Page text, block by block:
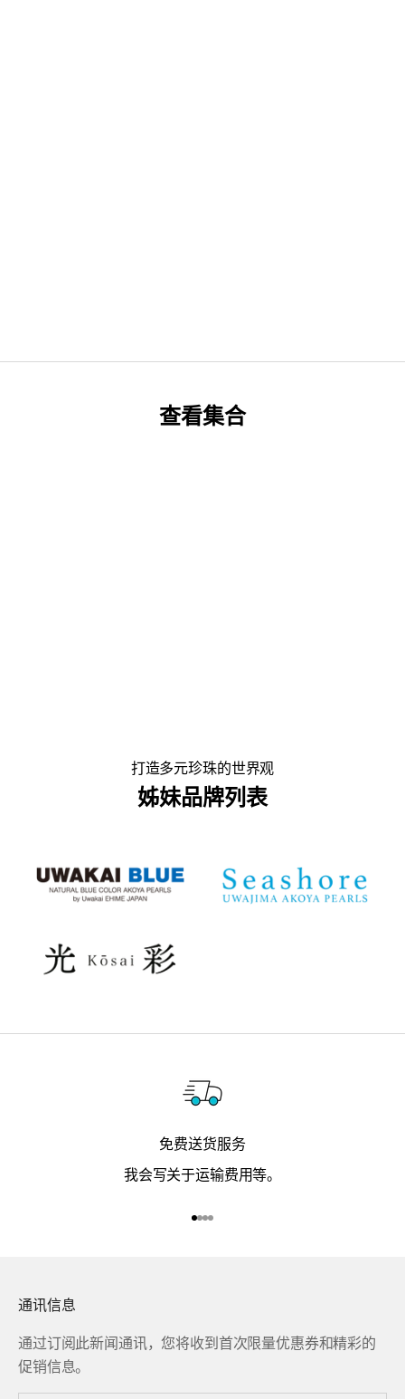
查看集合
打造多元珍珠的世界观
姊妹品牌列表
免费送货服务
我会写关于运输费用等。
前往第 1 项
前往第 2 项
前往第 3 项
前往第 4 项
通讯信息
通过订阅此新闻通讯，您将收到首次限量优惠券和精彩的
促销信息。